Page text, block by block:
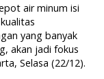
air minum isi
yang banyak
akan jadi fokus
Selasa (22/12).